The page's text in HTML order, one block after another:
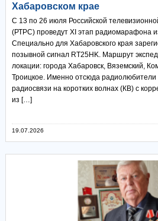
Хабаровском крае
С 13 по 26 июля Российской
(РТРС) проведут XI этап радиомарафона
Специально для Хабаровского края
позывной сигнал RT25HK. Маршрут
локации: города Хабаровск, Вяземский,
Троицкое. Именно отсюда радиолюбители
радиосвязи на коротких волнах (КВ) с
из […]
19.07.2026